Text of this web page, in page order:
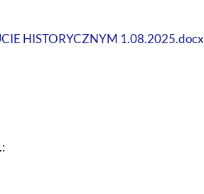
HISTORYCZNYM 1.08.2025.docx